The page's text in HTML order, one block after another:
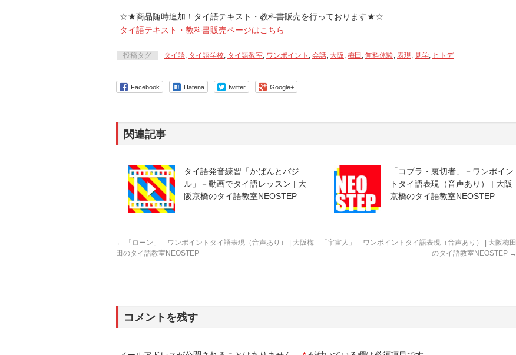
☆★商品随時追加！タイ語テキスト・教科書販売を行っております★☆
タイ語テキスト・教科書販売ページはこちら
投稿タグ タイ語, タイ語学校, タイ語教室, ワンポイント , 会話, 大阪 , 梅田 , 無料体験, 表現, 見学, ヒトデ
Facebook Hatena twitter Google+
関連記事
タイ語発音練習「かばんとバジ
ル」－動画でタイ語レッスン | 大
阪京橋のタイ語教室NEOSTEP
「コブラ・裏切者」－ワンポイン
トタイ語表現（音声あり） | 大阪
京橋のタイ語教室NEOSTEP
←
「ローン」－ワンポイントタイ語表現（音声あり） | 大阪梅
田のタイ語教室NEOSTEP
「宇宙人」－ワンポイントタイ語表現（音声あり） | 大阪梅田
のタイ語教室NEOSTEP →
コメントを残す